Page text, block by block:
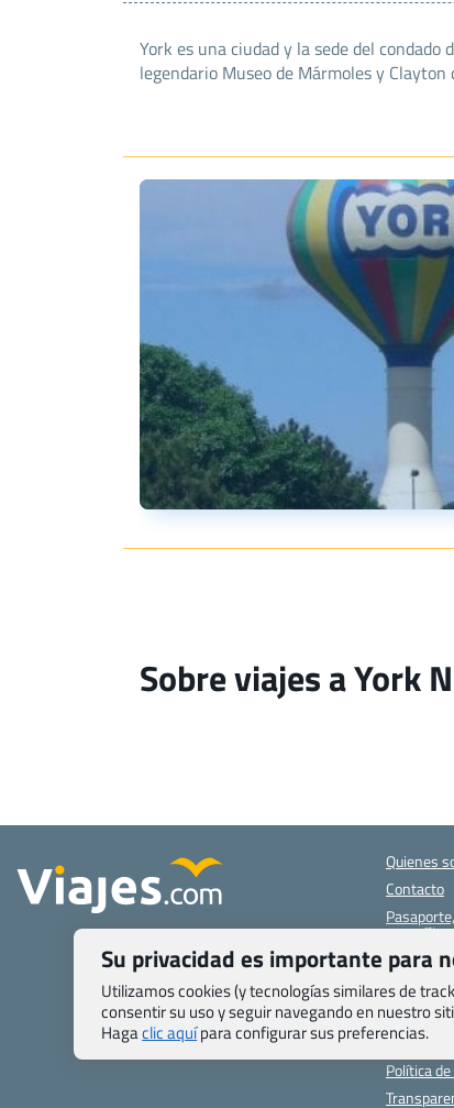
York es una ciudad y la sede del
legendario Museo de Mármoles y
Sobre viajes a York
Quienes
Contacto
Blog de
Registro
Política
Su privacidad es importante para
Utilizamos cookies (y tecnologías similares de
consentir su uso y seguir navegando en nuestro
Hagaclic aquípara configurar sus preferencias.